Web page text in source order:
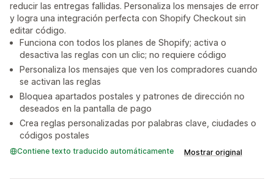
reducir las entregas fallidas. Personaliza los mensajes de error
y logra una integración perfecta con Shopify Checkout sin
editar código.
Funciona con todos los planes de Shopify; activa o
desactiva las reglas con un clic; no requiere código
Personaliza los mensajes que ven los compradores cuando
se activan las reglas
Bloquea apartados postales y patrones de dirección no
deseados en la pantalla de pago
Crea reglas personalizadas por palabras clave, ciudades o
códigos postales
Contiene texto traducido automáticamente Mostrar original